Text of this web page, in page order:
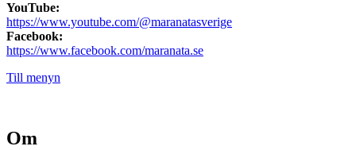
YouTube:
https://www.youtube.com/@maranatasverige
Facebook:
https://www.facebook.com/maranata.se
Till menyn
Om